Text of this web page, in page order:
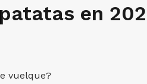
en
vuelque?